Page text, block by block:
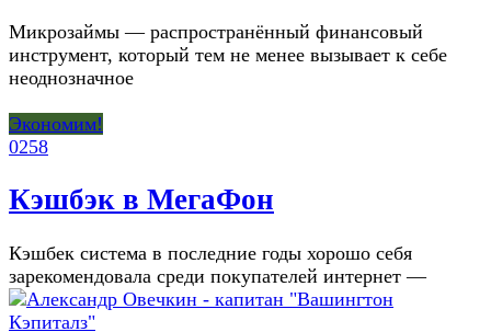
Микрозаймы — распространённый финансовый
инструмент, который тем не менее вызывает к себе
неоднозначное
Экономим!
0258
Кэшбэк в МегаФон
Кэшбек система в последние годы хорошо себя
зарекомендовала среди покупателей интернет —